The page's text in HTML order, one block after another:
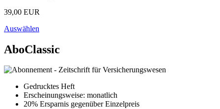
39,00 EUR
Auswählen
AboClassic
Gedrucktes Heft
Erscheinungsweise: monatlich
20% Ersparnis gegenüber Einzelpreis